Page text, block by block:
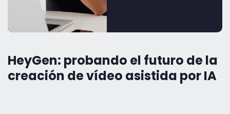
HeyGen: probando el futuro de la
creación de vídeo asistida por IA